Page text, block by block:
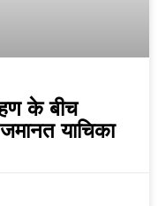
के बीच
याचिका